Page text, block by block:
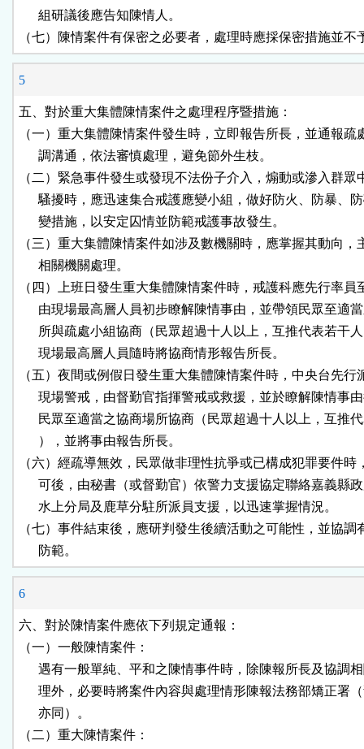
      組研議後應告知陳情人。
（七）陳情案件有保密之必要者，處理時應採保密措施並不
5
五、對於重大集體陳情案件之處理程序暨措施：
（一）重大集體陳情案件發生時，立即報告所長，並通報疏
      調溝通，依法審慎處理，避免節外生枝。
（二）緊急事件發生或發現不法份子介入，煽動或滲入群眾
騷擾時，應迅速集合戒護應變小組，做好防火、防暴、
      變措施，以安定囚情並防範戒護事故發生。
（三）重大集體陳情案件如涉及數機關時，應掌握其動向，
      相關機關處理。
（四）上班日發生重大集體陳情案件時，戒護科應先行率員
由現場最高層人員初步瞭解陳情事由，並帶領民眾至適
所與疏處小組協商（民眾超過十人以上，互推代表若干
      現場最高層人員隨時將協商情形報告所長。
（五）夜間或例假日發生重大集體陳情案件時，中央台先行
現場警戒，由督勤官指揮警戒或救援，並於瞭解陳情事
民眾至適當之協商場所協商（民眾超過十人以上，互推
      ），並將事由報告所長。
（六）經疏導無效，民眾做非理性抗爭或已構成犯罪要件時
可後，由秘書（或督勤官）依警力支援協定聯絡嘉義縣
      水上分局及鹿草分駐所派員支援，以迅速掌握情況。
（七）事件結束後，應研判發生後續活動之可能性，並協調
      防範。
6
六、對於陳情案件應依下列規定通報：
（一）一般陳情案件：
遇有一般單純、平和之陳情事件時，除陳報所長及協調
理外，必要時將案件內容與處理情形陳報法務部矯正署
      亦同）。
（二）重大陳情案件：